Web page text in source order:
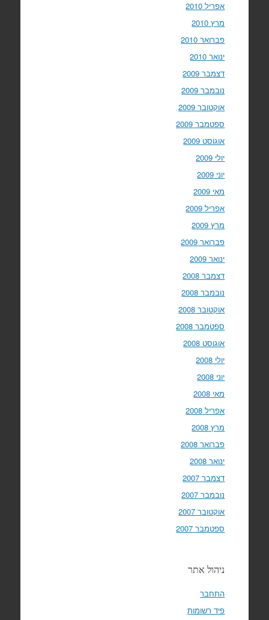
אפריל 2010
מרץ 2010
פברואר 2010
ינואר 2010
דצמבר 2009
נובמבר 2009
אוקטובר 2009
ספטמבר 2009
אוגוסט 2009
יולי 2009
יוני 2009
מאי 2009
אפריל 2009
מרץ 2009
פברואר 2009
ינואר 2009
דצמבר 2008
נובמבר 2008
אוקטובר 2008
ספטמבר 2008
אוגוסט 2008
יולי 2008
יוני 2008
מאי 2008
אפריל 2008
מרץ 2008
פברואר 2008
ינואר 2008
דצמבר 2007
נובמבר 2007
אוקטובר 2007
ספטמבר 2007
ניהול אתר
התחבר
פיד רשומות